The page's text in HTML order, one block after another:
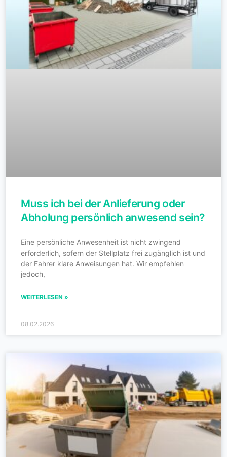
Muss ich bei der Anlieferung oder
Abholung persönlich anwesend sein?
Eine persönliche Anwesenheit ist nicht zwingend
erforderlich, sofern der Stellplatz frei zugänglich ist und
der Fahrer klare Anweisungen hat. Wir empfehlen
jedoch,
WEITERLESEN »
08.02.2026